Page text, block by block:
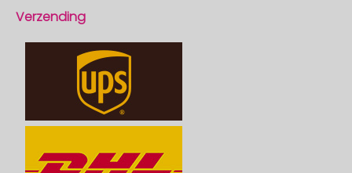
Verzending